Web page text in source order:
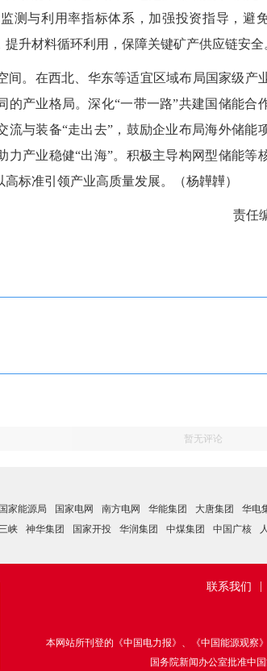
测与利用率指标体系，加强投资指导，避
升材料循环利用，保障关键矿产供应链安全
。在西北、华东等适宜区域布局国家级产
的产业格局。深化“一带一路”共建国储能合
流与装备“走出去”，鼓励企业布局海外储能
力产业稳健“出海”。积极主导构网型储能等
标准引领产业高质量发展。（杨韡韡）
责任
暂无评论
国家能源局 国家电网 南方电网 华能集团 大唐集团 华电
峡 神华集团 国家开投 华润集团 中煤集团 中国广核
联系我们
本网站所刊登的《中国电力报》、《中国能源观察
国务院新闻办公室批准中